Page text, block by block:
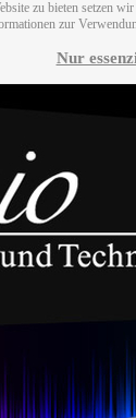
zu bieten setzen
zur
Nur